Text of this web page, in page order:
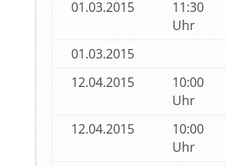
01.03.2015
11:30
Uhr
01.03.2015
12.04.2015
10:00
Uhr
12.04.2015
10:00
Uhr